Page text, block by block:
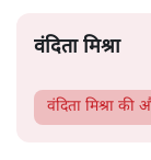
वंदिता मिश्रा
वंदिता मिश्रा की